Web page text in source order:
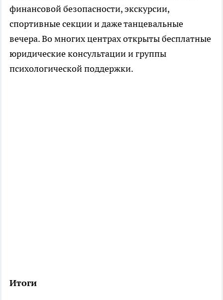
финансовой безопасности, экскурсии,
спортивные секции и даже танцевальные
вечера. Во многих центрах открыты бесплатные
юридические консультации и группы
психологической поддержки.
Итоги